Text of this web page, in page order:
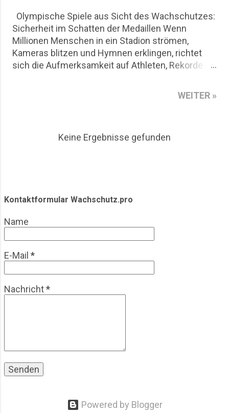
Olympische Spiele aus Sicht des Wachschutzes:
Sicherheit im Schatten der Medaillen Wenn
Millionen Menschen in ein Stadion strömen,
Kameras blitzen und Hymnen erklingen, richtet
sich die Aufmerksamkeit auf Athleten, Rekorde
beginnt die eigentliche Arbeit jedoch lange vor
dem ersten Startschuss. Die Olympischen Spiele
Großereignis, sondern auch ein logistisches
Herausforderungen und wirtschaftliche Aspekte.
Realität einer Branche, die meist im Hintergrund
Spiele aus Sicht des Wachschutzes
Großveranstaltungen waren schon immer
sicherheitsrelevant. Bereits b...
WEITER »
Keine Ergebnisse gefunden
Kontaktformular Wachschutz.pro
Name
E-Mail *
Nachricht*
Powered by Blogger